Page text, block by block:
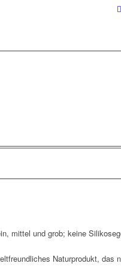
mittel und grob; keine
Naturprodukt, das